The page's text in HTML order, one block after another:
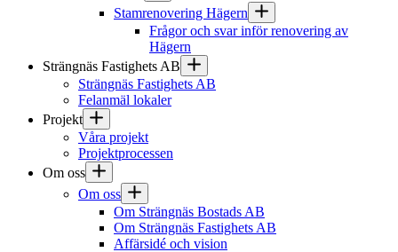
Stamrenovering Hägern
Frågor och svar inför renovering av
Hägern
Strängnäs Fastighets AB
Strängnäs Fastighets AB
Felanmäl lokaler
Projekt
Våra projekt
Projektprocessen
Om oss
Om oss
Om Strängnäs Bostads AB
Om Strängnäs Fastighets AB
Affärsidé och vision